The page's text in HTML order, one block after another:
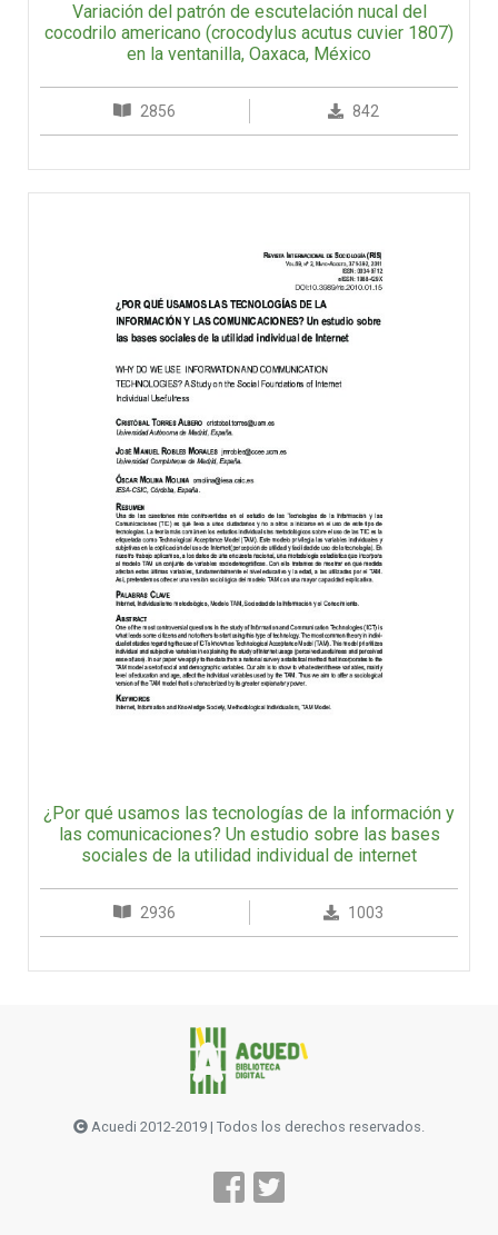
Variación del patrón de escutelación nucal del
cocodrilo americano (crocodylus acutus cuvier 1807)
en la ventanilla, Oaxaca, México
2856 842
¿Por qué usamos las tecnologías de la información y
las comunicaciones? Un estudio sobre las bases
sociales de la utilidad individual de internet
2936 1003
Acuedi 2012-2019 | Todos los derechos reservados.